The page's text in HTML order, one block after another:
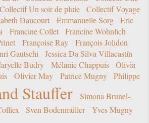
Collectif Un soir de pluie
Collectif Voyage
Daucourt Emmanuelle Sorg
Eric
Francine Collet
Francine Wohnlich
Françoise Ray
François Jolidon
Gautschi
Jessica Da Silva Villacastín
Budry Mélanie Chappuis
Olivia
Olivier May Patrice Mugny
Philippe
Stauffer
Simona Brunel-
Sven Bodenmüller Yves Mugny